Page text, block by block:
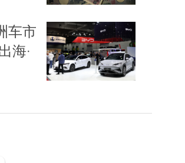
车市
海·